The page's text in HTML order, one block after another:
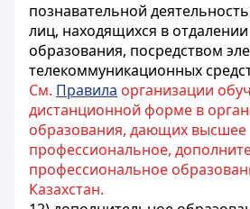
познавательной
лиц, находящихся в
образования, посредством
телекоммуникационных
См. Правила организации
дистанционной форме в
образования, дающих высшее
профессиональное,
профессиональное
Казахстан.